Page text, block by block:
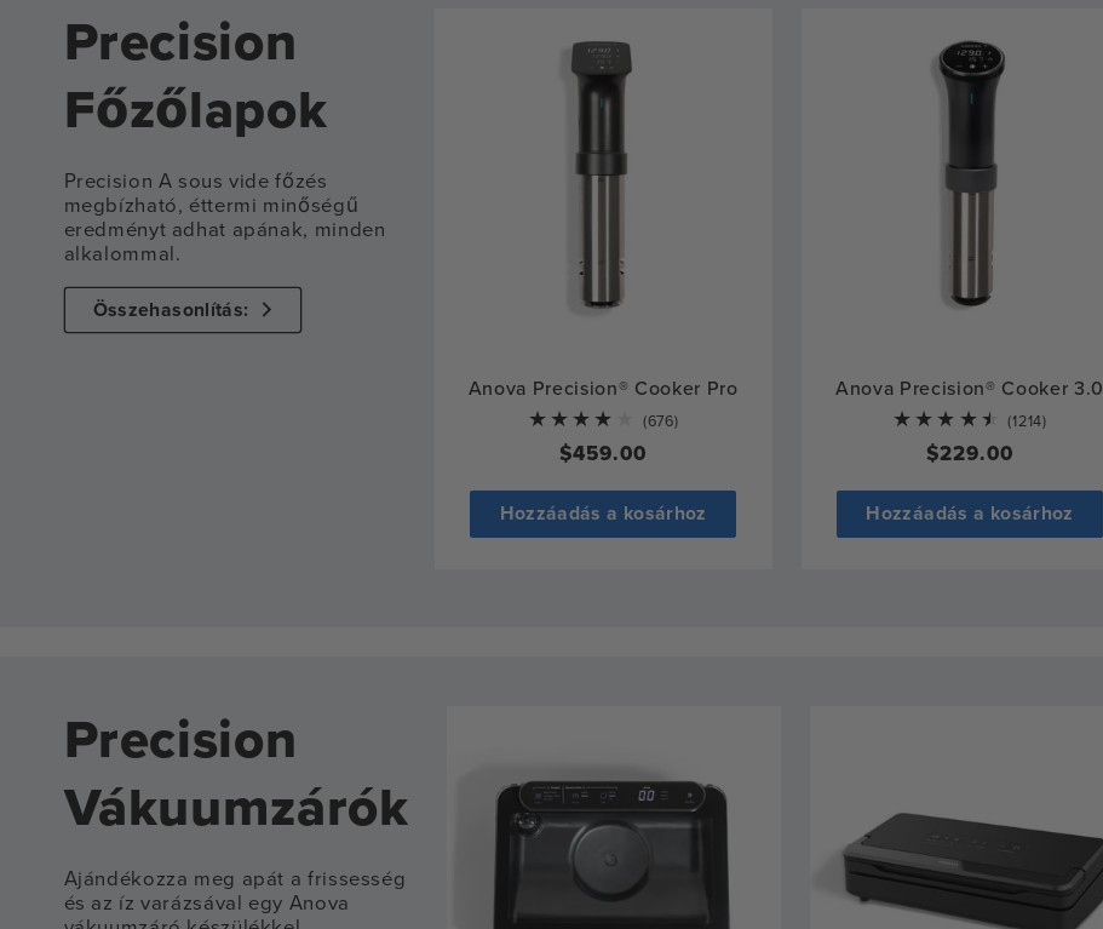
Precision
Főzőlapok
Precision A sous vide főzés
megbízható, éttermi minőségű
eredményt adhat apának, minden
alkalommal.
Összehasonlítás:
Anova Precision® Cooker Pro
(676)676
Normál
ár
$459.00
Hozzáadás a kosárhoz
Anova Precision® Cooker 3.0
(1214)1214
Normál
ár
$229.00
Hozzáadás a kosárhoz
Precision
Vákuumzárók
Ajándékozza meg apát a frissesség
és az íz varázsával egy Anova